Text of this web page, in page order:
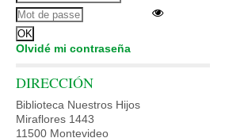
Olvidé mi contraseña
DIRECCIÓN
Biblioteca Nuestros Hijos
Miraflores 1443
11500 Montevideo